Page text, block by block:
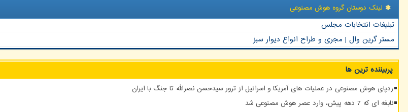
لینک دوستان گروه هوش مصنوعی
تبلیغات انتخابات مجلس
مستر گرین وال | مجری و طراح انواع دیوار سبز
پربیننده ترین ها
ردپای هوش مصنوعی در عملیات های آمریکا و اسرائیل از ترور سیدحسن نصرالله تا جنگ با ایران
نابغه ای که 7 دهه پیش، وارد عصر هوش مصنوعی شد